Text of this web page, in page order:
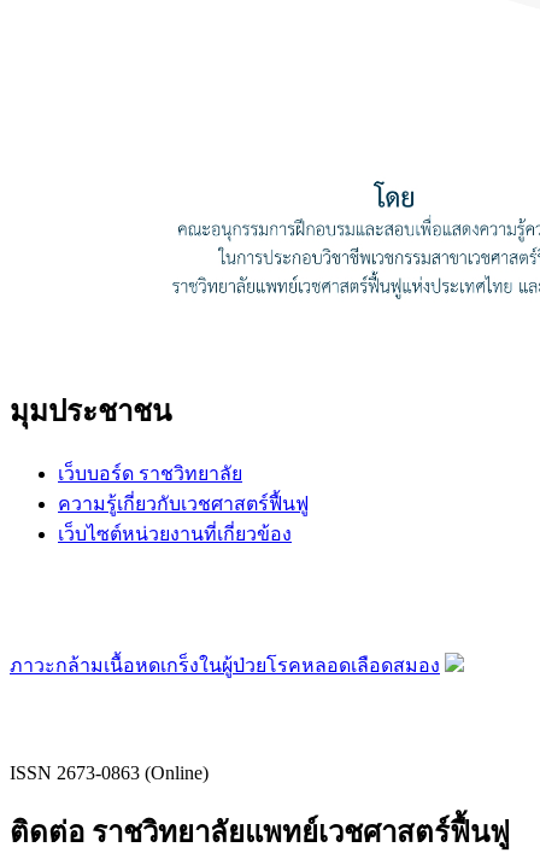
มุมประชาชน
เว็บบอร์ด ราชวิทยาลัย
ความรู้เกี่ยวกับเวชศาสตร์ฟื้นฟู
เว็บไซต์หน่วยงานที่เกี่ยวข้อง
ภาวะกล้ามเนื้อหดเกร็งในผู้ป่วยโรคหลอดเลือดสมอง
ISSN 2673-0863 (Online)
ติดต่อ ราชวิทยาลัยแพทย์เวชศาสตร์ฟื้นฟู